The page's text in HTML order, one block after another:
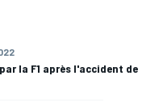
la F1 après l'accident de